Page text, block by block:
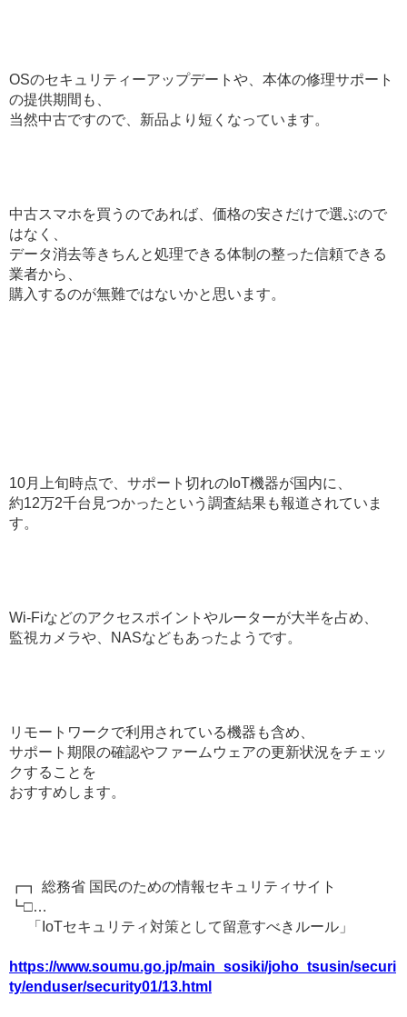
OSのセキュリティーアップデートや、本体の修理サポート
の提供期間も、
当然中古ですので、新品より短くなっています。
中古スマホを買うのであれば、価格の安さだけで選ぶので
はなく、
データ消去等きちんと処理できる体制の整った信頼できる
業者から、
購入するのが無難ではないかと思います。
10月上旬時点で、サポート切れのIoT機器が国内に、
約12万2千台見つかったという調査結果も報道されていま
す。
Wi-Fiなどのアクセスポイントやルーターが大半を占め、
監視カメラや、NASなどもあったようです。
リモートワークで利用されている機器も含め、
サポート期限の確認やファームウェアの更新状況をチェッ
クすることを
おすすめします。
┏┓ 総務省 国民のための情報セキュリティサイト
┗□…
「IoTセキュリティ対策として留意すべきルール」
https://www.soumu.go.jp/main_sosiki/joho_tsusin/securi
ty/enduser/security01/13.html